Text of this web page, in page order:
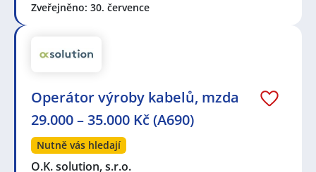
Zveřejněno: 30. července
Operátor výroby kabelů, mzda
29.000 – 35.000 Kč (A690)
Nutně vás hledají
O.K. solution, s.r.o.